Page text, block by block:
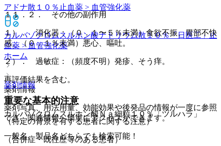
アドナ散１０％ 止血薬 > 血管強化薬
カルバゾクロムスルホン酸ナトリウム散１０％「日医工」止
血薬 > 血管強化薬
ホーム
薬剤情報
カルバゾクロムスルホン酸Ｎａ細粒１０％「ツルハラ」
１１．２． その他の副作用
１）． 消化器：（０．１〜５％未満）食欲不振、胃部不快
感、（０．１％未満）悪心、嘔吐。
２）． 過敏症：（頻度不明）発疹、そう痒。
再評価結果を含む。
重要な基本的注意
（特定の背景を有する患者に関する注意）
（合併症・既往歴等のある患者）
薬剤情報
薬剤写真、用法用量、効能効果や後発品の情報が一度に参照
でき、関連情報へ簡単にアクセスができます。
一般名、製品名どちらでも検索可能！